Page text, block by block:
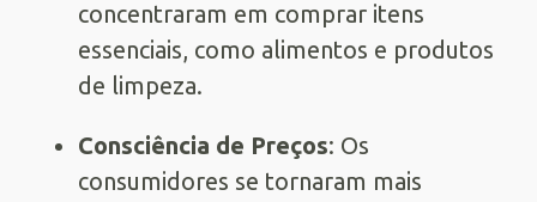
concentraram em comprar itens
essenciais, como alimentos e produtos
de limpeza.
Consciência de Preços: Os
consumidores se tornaram mais